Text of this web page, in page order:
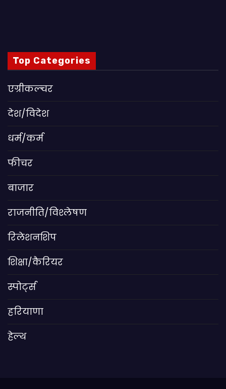
Top Categories
एग्रीकल्चर
देश/विदेश
धर्म/कर्म
फीचर
बाजार
राजनीति/विश्लेषण
रिलेशनशिप
शिक्षा/कैरियर
स्पोर्ट्स
हरियाणा
हेल्थ